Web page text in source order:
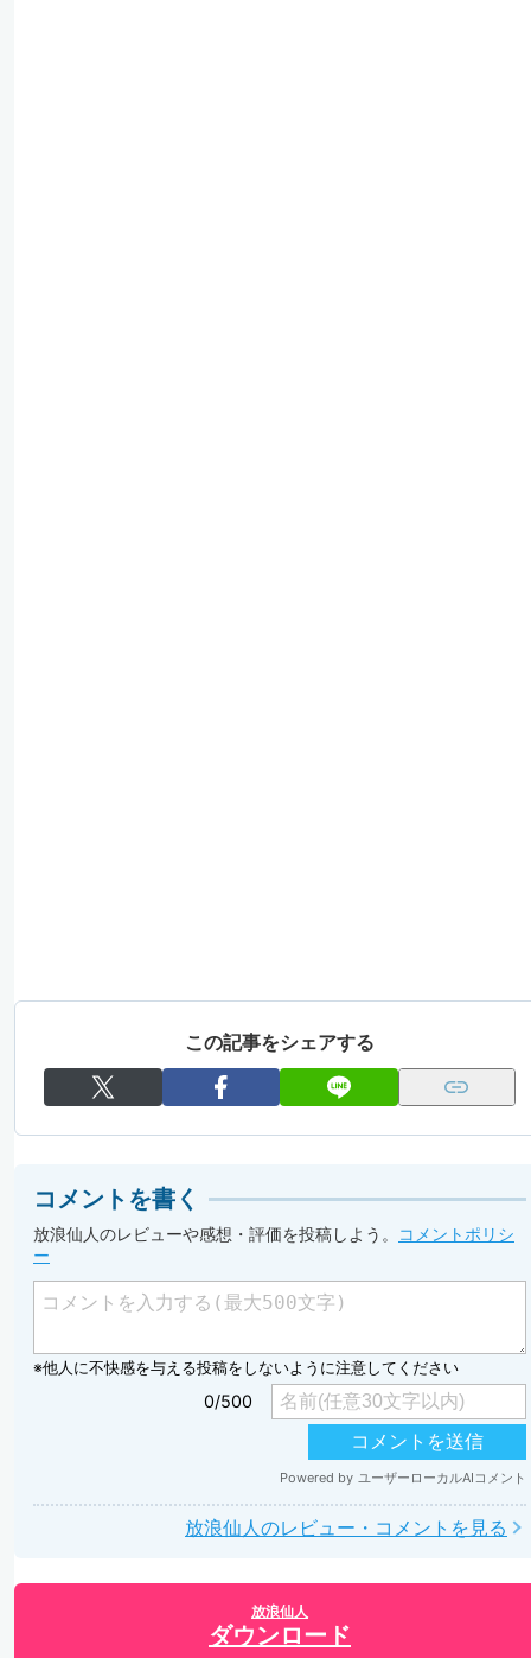
この記事をシェアする
コメントを書く
放浪仙人のレビューや感想・評価を投稿しよう。 コメントポリシ
ー
放浪仙人のレビュー・コメントを見る
放浪仙人
ダウンロード